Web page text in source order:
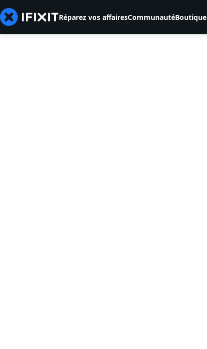
Réparez vos affairesCommunautéBoutique